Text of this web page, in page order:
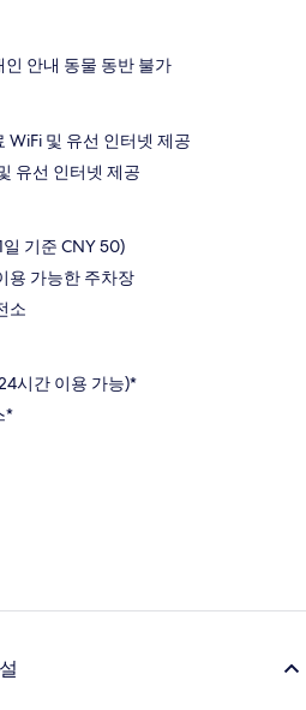
안내 동물 동반 불가
WiFi 및 유선 인터넷 제공
유선 인터넷 제공
기준 CNY 50)
용 가능한 주차장
소
시간 이용 가능)*
*